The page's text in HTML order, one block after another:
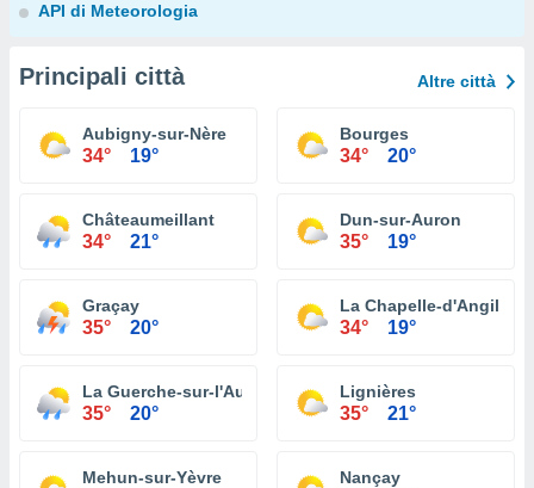
API di Meteorologia
Principali città Altre città
Aubigny-sur-Nère
34° 19°
Bourges
34° 20°
Châteaumeillant
34° 21°
Dun-sur-Auron
35° 19°
Graçay
35° 20°
La Chapelle-d'Angillon
34° 19°
La Guerche-sur-l'Aubois
35° 20°
Lignières
35° 21°
Mehun-sur-Yèvre Nançay